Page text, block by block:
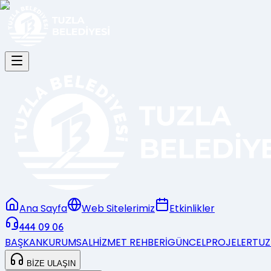
Ana Sayfa Web Sitelerimiz Etkinlikler
444 09 06
BAŞKANKURUMSALHİZMET REHBERİGÜNCELPROJELER
BİZE ULAŞIN